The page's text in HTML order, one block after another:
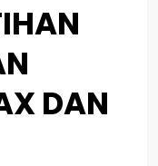
DAN